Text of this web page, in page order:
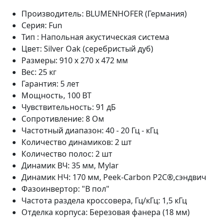
Производитель: BLUMENHOFER (Германия)
Серия: Fun
Тип : Напольная акустическая система
Цвет: Silver Oak (серебристый дуб)
Размеры: 910 x 270 x 472 мм
Вес: 25 кг
Гарантия: 5 лет
Мощность, 100 ВТ
Чувствительность: 91 дБ
Сопротивление: 8 Ом
Частотный диапазон: 40 - 20 Гц - кГц
Количество динамиков: 2 шт
Количество полос: 2 шт
Динамик ВЧ: 35 мм, Mylar
Динамик НЧ: 170 мм, Peek-Carbon P2C®,сэндвич
Фазоинвертор: "В пол"
Частота раздела кроссовера, Гц/кГц: 1,5 кГц
Отделка корпуса: Березовая фанера (18 мм)